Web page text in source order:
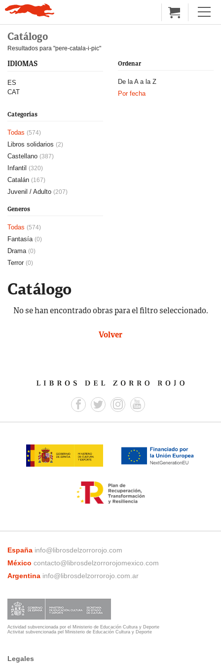
Catálogo
Resultados para "pere-catala-i-pic"
Ordenar
De la A a la Z
Por fecha
IDIOMAS
ES
CAT
Categorías
Todas (574)
Libros solidarios (2)
Castellano (387)
Infantil (320)
Catalán (167)
Juvenil / Adulto (207)
Generos
Todas (574)
Fantasía (0)
Drama (0)
Terror (0)
Catálogo
No se han encontrado obras para el filtro seleccionado.
Volver
España info@librosdelzorrorojo.com
México contacto@librosdelzorrorojomexico.com
Argentina info@librosdelzorrorojo.com.ar
Actividad subvencionada por el Ministerio de Educación Cultura y Deporte
Activitat subvencionada pel Ministerio de Educación Cultura y Deporte
Legales